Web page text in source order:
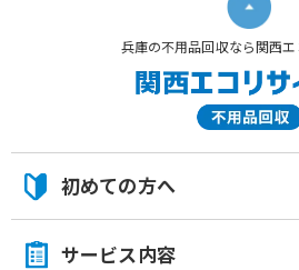
兵庫の不用品回収なら関西
初めての方へ
サービス内容